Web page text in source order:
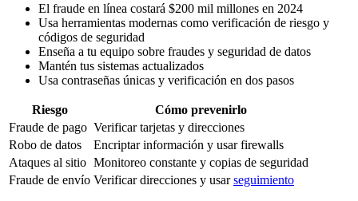
El fraude en línea costará $200 mil millones en 2024
Usa herramientas modernas como verificación de riesgo y
códigos de seguridad
Enseña a tu equipo sobre fraudes y seguridad de datos
Mantén tus sistemas actualizados
Usa contraseñas únicas y verificación en dos pasos
Riesgo
Cómo prevenirlo
Fraude de pago Verificar tarjetas y direcciones
Robo de datos
Encriptar información y usar firewalls
Ataques al sitio Monitoreo constante y copias de seguridad
Fraude de envío Verificar direcciones y usarseguimiento